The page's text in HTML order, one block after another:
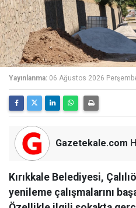
Yayınlanma: 06 Ağustos 2026
Gazetekale.com
Kırıkkale Belediyesi,
yenileme çalışmalarını